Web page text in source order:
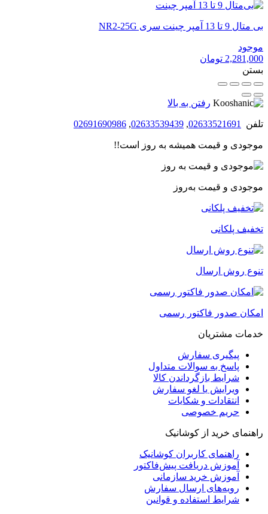
بی متال 9 تا 13 آمپر چینت سری NR2-25G
موجود
2,281,000 تومان
بستن
رفتن به بالا
تلفن 02633521691
,
02633539439
,
02691690986
موجودی و قیمت همیشه به روز است!!
موجودی و قیمت به‌روز
تخفیف پلکانی
تنوع روش ارسال
امکان صدور فاکتور رسمی
خدمات مشتریان
پیگیری سفارش
پاسخ به سوالات متداول
شرایط بازگرداندن کالا
ویرایش یا لغو سفارش
انتقادات و شکایات
حریم خصوصی
راهنمای خرید از کوشانیک
راهنمای کاربران کوشانیک
آموزش دریافت پیش‌فاکتور
آموزش خرید سازمانی
رویه‌های ارسال سفارش
شرایط استفاده و قوانین